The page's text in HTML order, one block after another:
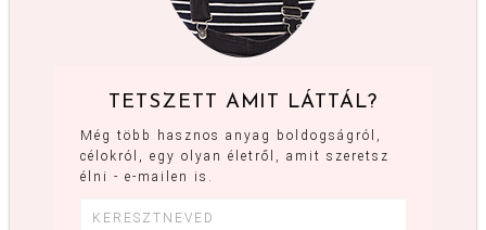
TETSZETT AMIT LÁTTÁL?
Még több hasznos anyag boldogságról,
célokról, egy olyan életről, amit szeretsz
élni - e-mailen is.